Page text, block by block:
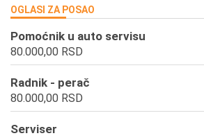
OGLASI ZA POSAO
Pomoćnik u auto servisu
80.000,00 RSD
Radnik - perač
80.000,00 RSD
Serviser